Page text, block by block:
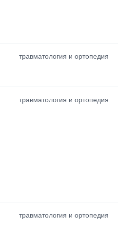
травматология и ортопедия
травматология и ортопедия
травматология и ортопедия